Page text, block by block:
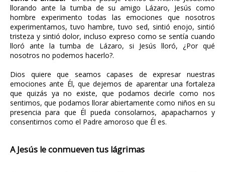
llorando ante la tumba de su amigo Lázaro, Jesús como
hombre experimento todas las emociones que nosotros
experimentamos, tuvo hambre, tuvo sed, sintió enojo, sintió
tristeza y sintió dolor, incluso expreso como se sentía cuando
lloró ante la tumba de Lázaro, si Jesús lloró, ¿Por qué
nosotros no podemos hacerlo?.
Dios quiere que seamos capases de expresar nuestras
emociones ante Él, que dejemos de aparentar una fortaleza
que quizás ya no existe, que podamos decirle como nos
sentimos, que podamos llorar abiertamente como niños en su
presencia para que Él pueda consolarnos, apapacharnos y
consentirnos como el Padre amoroso que Él es.
A Jesús le conmueven tus lágrimas